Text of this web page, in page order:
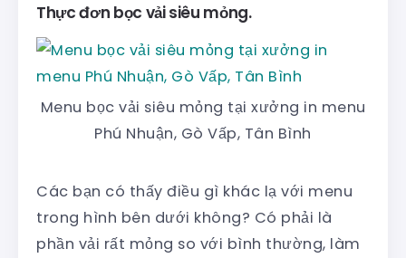
Thực đơn bọc vải siêu mỏng.
Menu bọc vải siêu mỏng tại xưởng in menu
Phú Nhuận, Gò Vấp, Tân Bình
Các bạn có thấy điều gì khác lạ với menu
trong hình bên dưới không? Có phải là
phần vải rất mỏng so với bình thường, làm